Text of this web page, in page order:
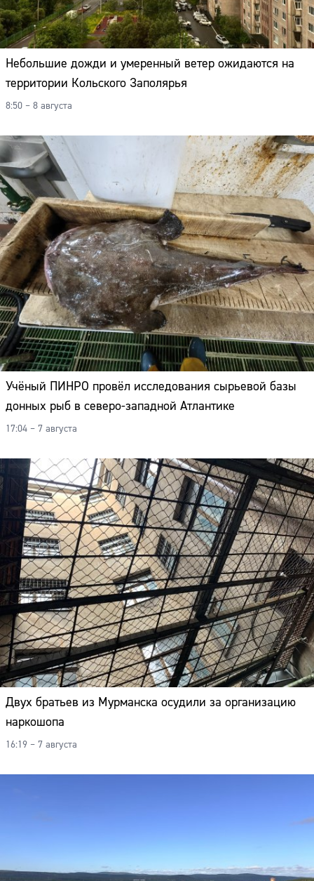
Небольшие дожди и умеренный ветер ожидаются на
территории Кольского Заполярья
8:50 – 8 августа
Учёный ПИНРО провёл исследования сырьевой базы
донных рыб в северо-западной Атлантике
17:04 – 7 августа
Двух братьев из Мурманска осудили за организацию
наркошопа
16:19 – 7 августа